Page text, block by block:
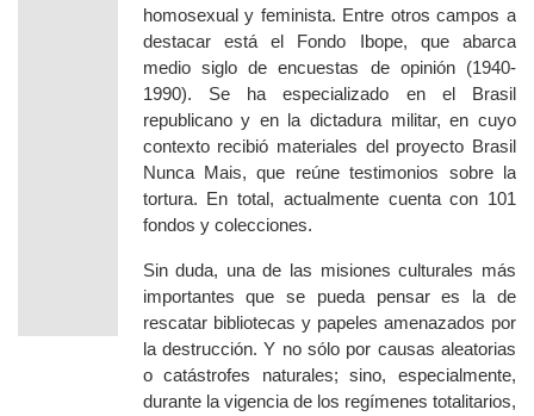
homosexual y feminista. Entre otros campos a
destacar está el Fondo Ibope, que abarca
medio siglo de encuestas de opinión (1940-
1990). Se ha especializado en el Brasil
republicano y en la dictadura militar, en cuyo
contexto recibió materiales del proyecto Brasil
Nunca Mais, que reúne testimonios sobre la
tortura. En total, actualmente cuenta con 101
fondos y colecciones.
Sin duda, una de las misiones culturales más
importantes que se pueda pensar es la de
rescatar bibliotecas y papeles amenazados por
la destrucción. Y no sólo por causas aleatorias
o catástrofes naturales; sino, especialmente,
durante la vigencia de los regímenes totalitarios,